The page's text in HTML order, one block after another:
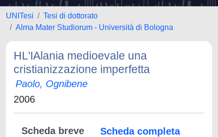
UNITesi
Tesi di dottorato
Alma Mater Studiorum - Università di Bologna
HL'IAlania medioevale una
cristianizzazione imperfetta
Paolo, Ognibene
2006
Scheda breve
Scheda completa